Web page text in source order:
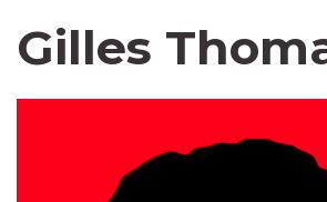
Gilles